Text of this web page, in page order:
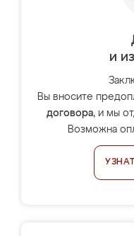
и
Вы вносите
договора, и мы
Возможна